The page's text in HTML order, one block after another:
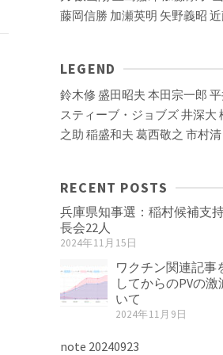
藤岡信勝 加瀬英明 矢野義昭
LEGEND
鈴木修 盛田昭夫 本田宗一郎
スティーブ・ジョブズ井深大
之助 稲盛和夫 葛西敬之 市村清
RECENT POSTS
兵庫県知事選：稲村候補支
長会22人
2024年11月15日
ワクチン関連記事
してからのPVの激
いて
2024年11月9日
note 20240923